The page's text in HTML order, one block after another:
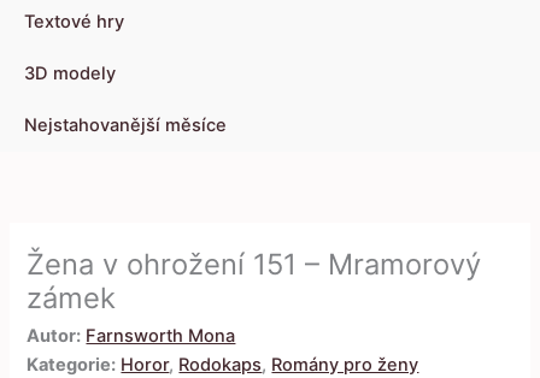
Textové hry
3D modely
Nejstahovanější měsíce
Žena v ohrožení 151 – Mramorový
zámek
Autor: Farnsworth Mona
Kategorie: Horor, Rodokaps, Romány pro ženy